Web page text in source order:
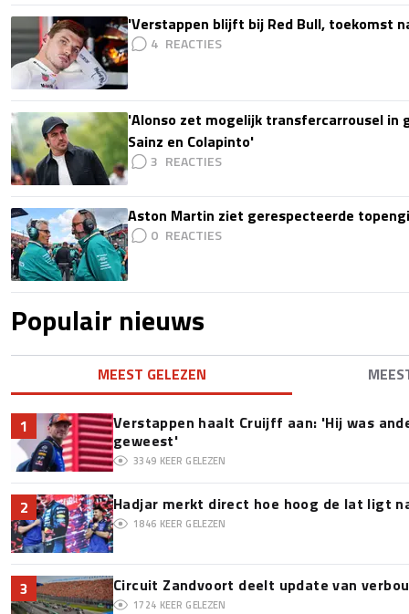
'Verstappen blijft bij Red Bull, toekomst
4
'Alonso zet mogelijk transfercarrousel in
Sainz en Colapinto'
3
Aston Martin ziet gerespecteerde
0
Populair nieuws
MEEST GELEZEN
1
Verstappen haalt Cruijff aan: 'Hij was
geweest'
3349 KEER GELEZEN
2 Hadjar merkt direct hoe hoog de lat ligt
1846 KEER GELEZEN
3 Circuit Zandvoort deelt update van
1724 KEER GELEZEN